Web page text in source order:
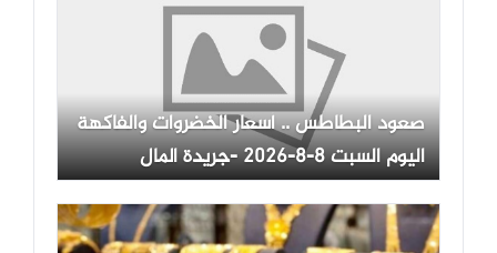
صعود البطاطس .. أسعار الخضروات والفاكهة
اليوم السبت 8-8-2026 -جريدة المال